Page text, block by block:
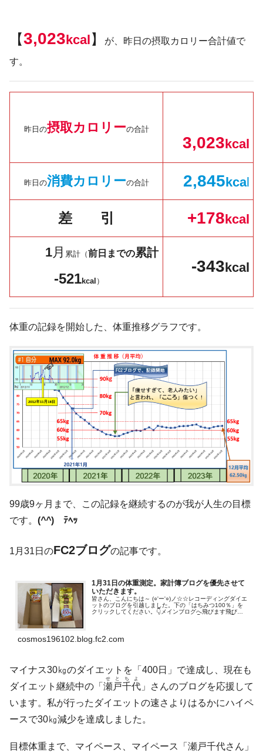
【3,023kcal 】 が、昨日の摂取カロリー合計値で
す。
昨日の摂取カロリーの合計
3,023kcal
昨日の消費カロリーの合計 2,845kcal
差 引 +178kcal
1月 累計（前日までの累計
-521kcal ）
-343kcal
体重の記録を開始した、体重推移グラフです。
99歳9ヶ月まで、この記録を継続するのが我が人生の目標
です。 (^^)ゞﾃﾍｯ
1月31日のFC2ブログの記事です。
1月31日の体重測定。家計簿ブログを優先させて
いただきます。
皆さん、こんにちは～ (○'ー'○)ノ☆☆レコーディングダイエ
ットのブログを引越しました。下の「はちみつ100％」を
クリックしてください。👇メインブログへ飛びます飛びま
cosmos196102.blog.fc2.com
マイナス30㎏のダイエットを「400日」で達成し、現在も
ダイエット継続中の「 瀬戸千代
せとちよ
」さんのブログを応援して
います。私が行ったダイエットの速さよりはるかにハイペ
ースで30㎏減少を達成しました。
目標体重まで、マイペース、マイペース「瀬戸千代さん」